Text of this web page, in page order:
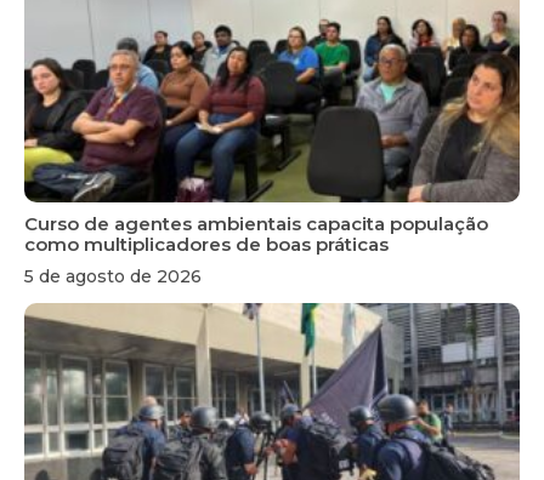
Curso de agentes ambientais capacita população
como multiplicadores de boas práticas
5 de agosto de 2026